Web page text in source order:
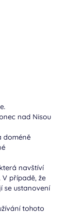
nad Nisou
doméně
navštíví
V případě, že
se ustanovení
tohoto